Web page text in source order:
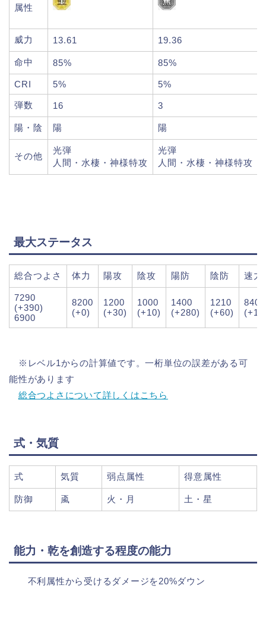
属性
威力 13.61 19.36
命中 85% 85%
CRI 5% 5%
弾数 16 3
陽・陰 陽 陽
その他
光弾
人間・水棲・神様特攻
光弾
人間・水棲・神様特攻
最大ステータス
総合つよさ 体力 陽攻 陰攻 陽防 陰防 速力
7290
(+390)
6900
8200
(+0)
1200
(+30)
1000
(+10)
1400
(+280)
1210
(+60)
840
※レベル1からの計算値です。一桁単位の誤差がある可
能性があります
総合つよさについて詳しくはこちら
式・気質
式 気質 弱点属性 得意属性
防御 颪 火・月 土・星
能力・乾を創造する程度の能力
不利属性から受けるダメージを20%ダウン